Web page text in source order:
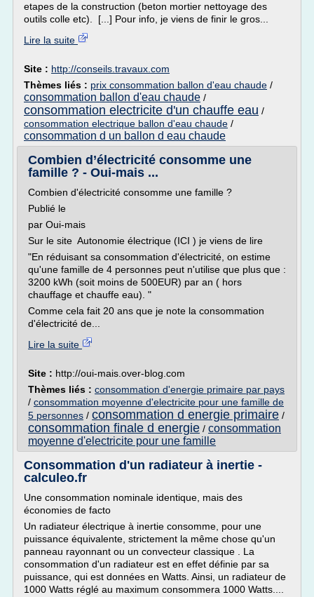
etapes de la construction (beton mortier nettoyage des
outils colle etc). [...] Pour info, je viens de finir le gros...
Lire la suite
Site : http://conseils.travaux.com
Thèmes liés : prix consommation ballon d'eau chaude /
consommation ballon d'eau chaude /
consommation electricite d'un chauffe eau /
consommation electrique ballon d'eau chaude /
consommation d un ballon d eau chaude
Combien d’électricité consomme une
famille ? - Oui-mais ...
Combien d'électricité consomme une famille ?
Publié le
par Oui-mais
Sur le site Autonomie électrique (ICI ) je viens de lire
"En réduisant sa consommation d'électricité, on estime
qu'une famille de 4 personnes peut n'utilise que plus que :
3200 kWh (soit moins de 500EUR) par an ( hors
chauffage et chauffe eau). "
Comme cela fait 20 ans que je note la consommation
d'électricité de...
Lire la suite
Site : http://oui-mais.over-blog.com
Thèmes liés : consommation d'energie primaire par pays
/ consommation moyenne d'electricite pour une famille de
5 personnes / consommation d energie primaire /
consommation finale d energie / consommation
moyenne d'electricite pour une famille
Consommation d'un radiateur à inertie -
calculeo.fr
Une consommation nominale identique, mais des
économies de facto
Un radiateur électrique à inertie consomme, pour une
puissance équivalente, strictement la même chose qu'un
panneau rayonnant ou un convecteur classique . La
consommation d'un radiateur est en effet définie par sa
puissance, qui est données en Watts. Ainsi, un radiateur de
1000 Watts réglé au maximum consommera 1000 Watts....